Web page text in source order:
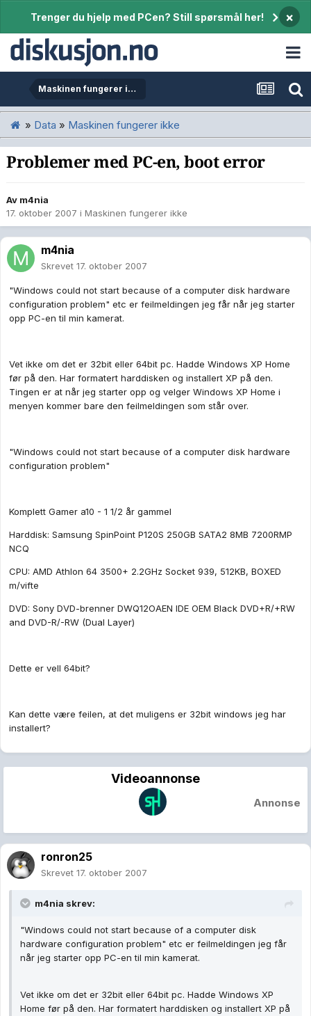
Trenger du hjelp med PCen? Still spørsmål her! ×
Maskinen fungerer ikke
» Data » Maskinen fungerer ikke
Problemer med PC-en, boot error
Av m4nia
17. oktober 2007 i Maskinen fungerer ikke
m4nia
Skrevet 17. oktober 2007
"Windows could not start because of a computer disk hardware
configuration problem" etc er feilmeldingen jeg får når jeg starter
opp PC-en til min kamerat.
Vet ikke om det er 32bit eller 64bit pc. Hadde Windows XP Home
før på den. Har formatert harddisken og installert XP på den.
Tingen er at når jeg starter opp og velger Windows XP Home i
menyen kommer bare den feilmeldingen som står over.
"Windows could not start because of a computer disk hardware
configuration problem"
Komplett Gamer a10 - 1 1/2 år gammel
Harddisk: Samsung SpinPoint P120S 250GB SATA2 8MB 7200RMP
NCQ
CPU: AMD Athlon 64 3500+ 2.2GHz Socket 939, 512KB, BOXED
m/vifte
DVD: Sony DVD-brenner DWQ12OAEN IDE OEM Black DVD+R/+RW
and DVD-R/-RW (Dual Layer)
Dette er vell 64bit?
Kan dette være feilen, at det muligens er 32bit windows jeg har
installert?
Videoannonse
Annonse
ronron25
Skrevet 17. oktober 2007
m4nia skrev:
"Windows could not start because of a computer disk
hardware configuration problem" etc er feilmeldingen jeg får
når jeg starter opp PC-en til min kamerat.
Vet ikke om det er 32bit eller 64bit pc. Hadde Windows XP
Home før på den. Har formatert harddisken og installert XP på